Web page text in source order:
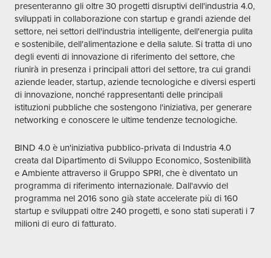
presenteranno gli oltre 30 progetti disruptivi dell'industria 4.0,
sviluppati in collaborazione con startup e grandi aziende del
settore, nei settori dell'industria intelligente, dell'energia pulita
e sostenibile, dell'alimentazione e della salute. Si tratta di uno
degli eventi di innovazione di riferimento del settore, che
riunirà in presenza i principali attori del settore, tra cui grandi
aziende leader, startup, aziende tecnologiche e diversi esperti
di innovazione, nonché rappresentanti delle principali
istituzioni pubbliche che sostengono l'iniziativa, per generare
networking e conoscere le ultime tendenze tecnologiche.
BIND 4.0 è un'iniziativa pubblico-privata di Industria 4.0
creata dal Dipartimento di Sviluppo Economico, Sostenibilità
e Ambiente attraverso il Gruppo SPRI, che è diventato un
programma di riferimento internazionale. Dall'avvio del
programma nel 2016 sono già state accelerate più di 160
startup e sviluppati oltre 240 progetti, e sono stati superati i 7
milioni di euro di fatturato.